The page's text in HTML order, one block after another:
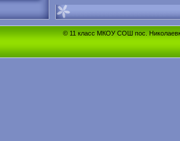
© 11 класс МКОУ СОШ пос.